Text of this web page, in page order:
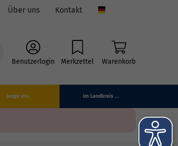
Über uns Kontakt
Benutzerlogin Merkzettel Warenkorb
Junge vhs im Landkreis ...